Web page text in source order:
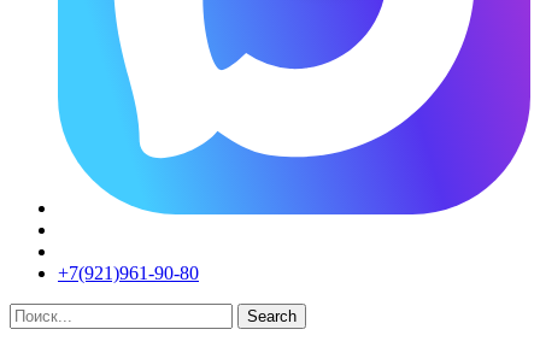
+7(921)961-90-80​
Search